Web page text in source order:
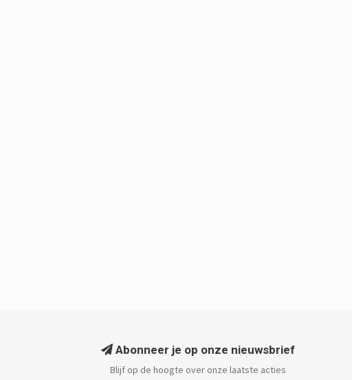
Abonneer je op onze nieuwsbrief
Blijf op de hoogte over onze laatste acties